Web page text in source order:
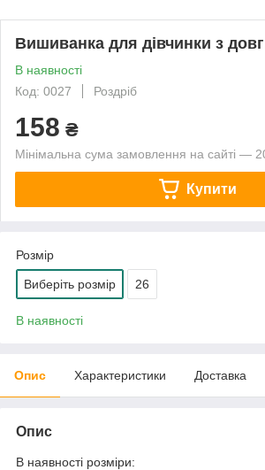
Вишиванка для дівчинки з
В наявності
Код: 0027
Роздріб
158 ₴
Мінімальна сума замовлення на сайті —
Купити
Розмір
Виберіть розмір 26
В наявності
Опис Характеристики Доставка
Опис
В наявності розміри: